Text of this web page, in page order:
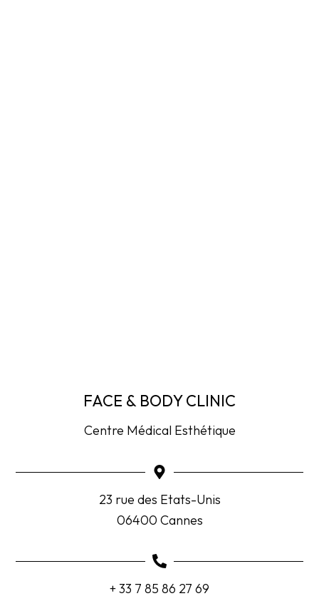
FACE & BODY CLINIC
Centre Médical Esthétique
23 rue des Etats-Unis
06400 Cannes
+ 33 7 85 86 27 69